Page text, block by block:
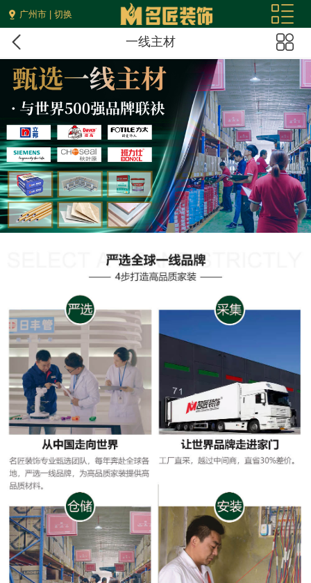
广州市 | 切换
一线主材
您现在的位置： 服务保障>采集服务体系